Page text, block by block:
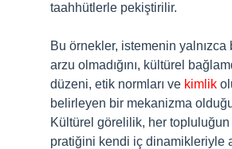
taahhütlerle pekiştirilir.
Bu örnekler, istemenin yalnızca
arzu olmadığını, kültürel
düzeni, etik normları ve kimlik
belirleyen bir mekanizma
Kültürel görelilik, her topluluğun
pratiğini kendi iç dinamikleriyle